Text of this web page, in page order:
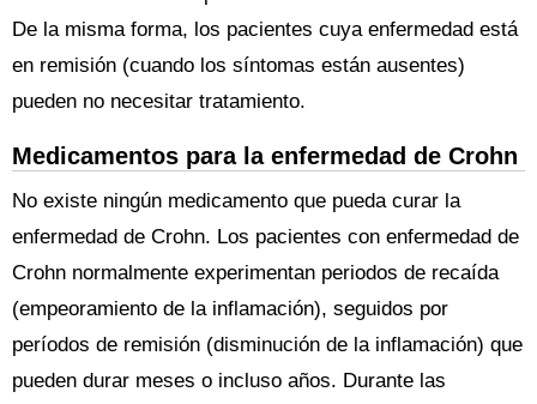
De la misma forma, los pacientes cuya enfermedad está
en remisión (cuando los síntomas están ausentes)
pueden no necesitar tratamiento.
Medicamentos para la enfermedad de Crohn
No existe ningún medicamento que pueda curar la
enfermedad de Crohn. Los pacientes con enfermedad de
Crohn normalmente experimentan periodos de recaída
(empeoramiento de la inflamación), seguidos por
períodos de remisión (disminución de la inflamación) que
pueden durar meses o incluso años. Durante las